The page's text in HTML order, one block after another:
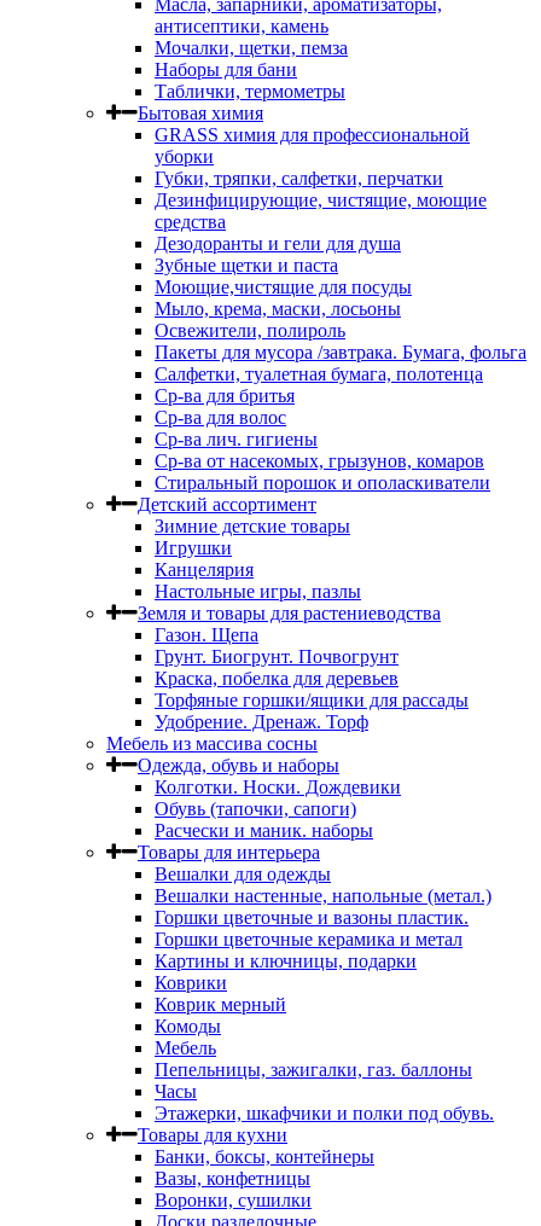
Масла, запарники, ароматизаторы,
антисептики, камень
Мочалки, щетки, пемза
Наборы для бани
Таблички, термометры
Бытовая химия
GRASS химия для профессиональной
уборки
Губки, тряпки, салфетки, перчатки
Дезинфицирующие, чистящие, моющие
средства
Дезодоранты и гели для душа
Зубные щетки и паста
Моющие,чистящие для посуды
Мыло, крема, маски, лосьоны
Освежители, полироль
Пакеты для мусора /завтрака. Бумага, фольга
Салфетки, туалетная бумага, полотенца
Ср-ва для бритья
Ср-ва для волос
Ср-ва лич. гигиены
Ср-ва от насекомых, грызунов, комаров
Стиральный порошок и ополаскиватели
Детский ассортимент
Зимние детские товары
Игрушки
Канцелярия
Настольные игры, пазлы
Земля и товары для растениеводства
Газон. Щепа
Грунт. Биогрунт. Почвогрунт
Краска, побелка для деревьев
Торфяные горшки/ящики для рассады
Удобрение. Дренаж. Торф
Мебель из массива сосны
Одежда, обувь и наборы
Колготки. Носки. Дождевики
Обувь (тапочки, сапоги)
Расчески и маник. наборы
Товары для интерьера
Вешалки для одежды
Вешалки настенные, напольные (метал.)
Горшки цветочные и вазоны пластик.
Горшки цветочные керамика и метал
Картины и ключницы, подарки
Коврики
Коврик мерный
Комоды
Мебель
Пепельницы, зажигалки, газ. баллоны
Часы
Этажерки, шкафчики и полки под обувь.
Товары для кухни
Банки, боксы, контейнеры
Вазы, конфетницы
Воронки, сушилки
Доски разделочные